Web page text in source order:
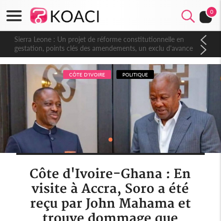
0
Sierra Leone : Un projet de réforme constitutionnelle en
gestation, points clés des amendements, un exclu d'avance
CÔTE D'IVOIRE POLITIQUE
Côte d'Ivoire-Ghana : En
visite à Accra, Soro a été
reçu par John Mahama et